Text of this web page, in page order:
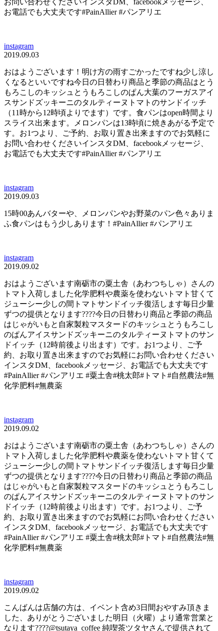
お電話でも大丈夫です#PainAllier #パンアリエ
instagram
2019.09.03
おはようございます！明け方の雨すごかった️ですね少し涼し
くなるといいですね今日の日替わり商品と季節の商品はとう
もろこしのキッシュとうもろこしのぱん大葉のフーガスアイ
スサンドズッキーニのタルティーヌトマトのサンドイッチ
（11時から12時頃よりでます）です。食パンはopen時間より
スライス出来ます。メロンパンは13時頃に焼きあがる予定で
す。お1つより、ご予約、お取り置き出来ますのでお気軽に
お問い合わせくださいインスタDM、facebookメッセージ、
お電話でも大丈夫です#PainAllier #パンアリエ
instagram
2019.09.03
15時00あんバターや、メロンパンやお野菜のパン色々ありま
ふ食パンはもう少しあります！#PainAllier #パンアリエ
instagram
2019.09.02
おはようございます南砺市の粟土舎（あわつちしゃ）さんの
トマト入荷しました化学肥料や農薬を使わないトマト甘くて
ジューシー少しの間トマトサンドイッチ復活します毎日少量
ずつの提供となります????今日の日替わり商品と季節の商品
はじゃがいもと自家製粒マスタードのキッシュとうもろこし
のぱんアイスサンドズッキーニのタルティーヌトマトのサン
ドイッチ（12時前後より出ます）です。お1つより、ご予
約、お取り置き出来ますのでお気軽にお問い合わせください
インスタDM、facebookメッセージ、お電話でも大丈夫です
#PainAllier #パンアリエ #粟土舎#桃太郎#トマト#自然農法#無
化学肥料#無農薬
instagram
2019.09.02
おはようございます南砺市の粟土舎（あわつちしゃ）さんの
トマト入荷しました化学肥料や農薬を使わないトマト甘くて
ジューシー少しの間トマトサンドイッチ復活します毎日少量
ずつの提供となります????今日の日替わり商品と季節の商品
はじゃがいもと自家製粒マスタードのキッシュとうもろこし
のぱんアイスサンドズッキーニのタルティーヌトマトのサン
ドイッチ（12時前後より出ます）です。お1つより、ご予
約、お取り置き出来ますのでお気軽にお問い合わせください
インスタDM、facebookメッセージ、お電話でも大丈夫です
#PainAllier #パンアリエ #粟土舎#桃太郎#トマト#自然農法#無
化学肥料#無農薬
instagram
2019.09.02
こんばんは店舗の方は、イベント含め3日間おやすみ頂きま
した、ありがとうございました明日（火曜）より通常営業と
なります????@tsutaya_coffee 純喫茶ツタヤさんで提供されて